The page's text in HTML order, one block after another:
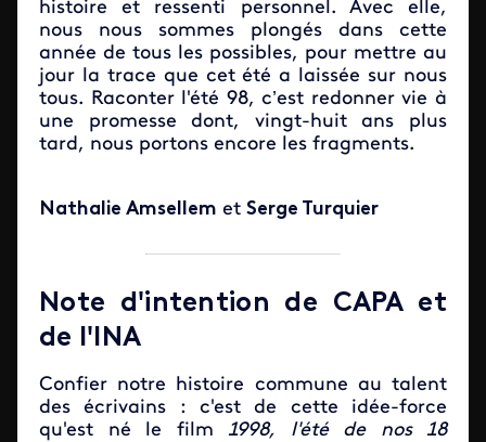
histoire et ressenti personnel. Avec elle,
nous nous sommes plongés dans cette
année de tous les possibles, pour mettre au
jour la trace que cet été a laissée sur nous
tous. Raconter l'été 98, c’est redonner vie à
une promesse dont, vingt-huit ans plus
tard, nous portons encore les fragments.
Nathalie Amsellem et Serge Turquier
Note d'intention de CAPA et
de l'INA
Confier notre histoire commune au talent
des écrivains : c'est de cette idée-force
qu'est né le film 1998, l'été de nos 18